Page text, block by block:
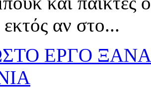
αν στο...
ΕΡΓΟ